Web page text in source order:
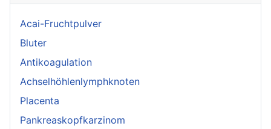
Acai-Fruchtpulver
Bluter
Antikoagulation
Achselhöhlenlymphknoten
Placenta
Pankreaskopfkarzinom